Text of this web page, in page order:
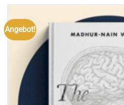
Angebot!